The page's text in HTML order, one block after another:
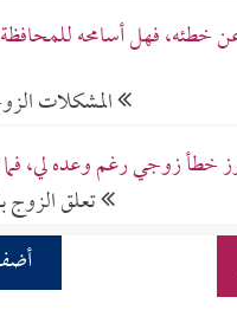
خطئه، فهل أسامحه
المشكلات
خطأ زوجي رغم وعده لي،
تعلق الزوج